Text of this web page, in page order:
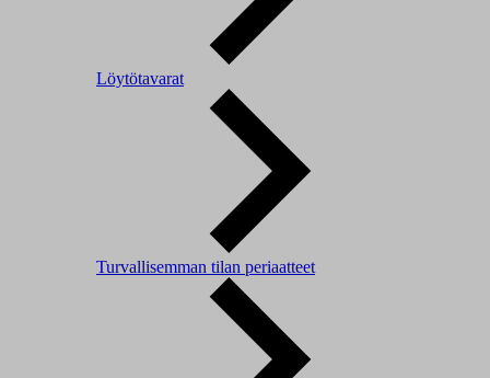
Löytötavarat
Turvallisemman tilan periaatteet